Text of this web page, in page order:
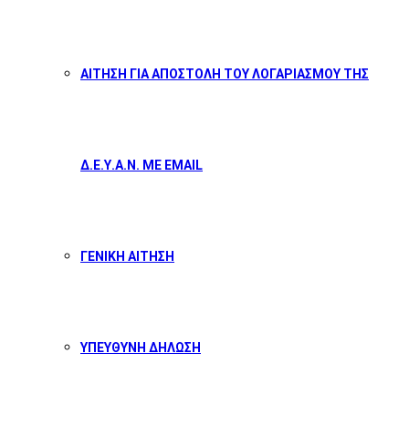
ΑΙΤΗΣΗ ΓΙΑ ΑΠΟΣΤΟΛΗ ΤΟΥ ΛΟΓΑΡΙΑΣΜΟΥ ΤΗΣ
Δ.Ε.Υ.Α.Ν. ΜΕ EMAIL
ΓΕΝΙΚΗ ΑΙΤΗΣΗ
ΥΠΕΥΘΥΝΗ ΔΗΛΩΣΗ